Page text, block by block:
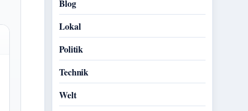
Blog
Lokal
Politik
Technik
Welt